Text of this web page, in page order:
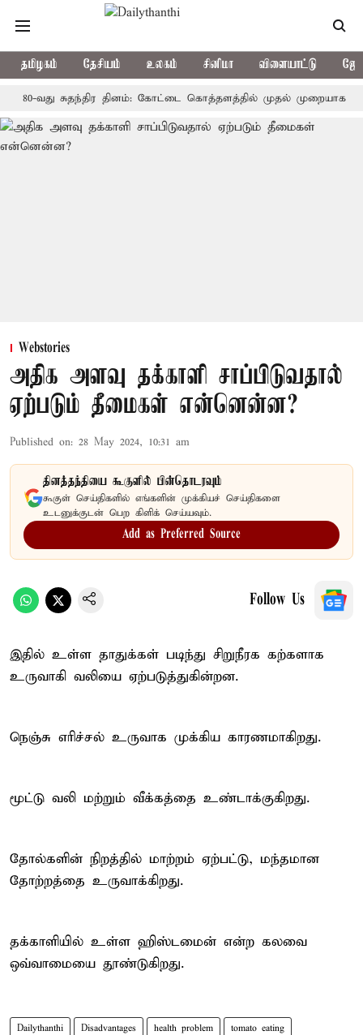
தமிழகம் தேசியம் உலகம் சினிமா விளையாட்டு
வது சுதந்திர தினம்: கோட்டை கொத்தளத்தில் முதல் முறையாக தேசிய
Webstories
அதிக அளவு தக்காளி சாப்பிடுவதால்
ஏற்படும் தீமைகள் என்னென்ன?
Published on: 28 May 2024, 10:31 am
தினத்தந்தியை கூகுளில் பின்தொடரவும்
கூகுள் செய்திகளில் எங்களின் முக்கியச் செய்திகளை
உடனுக்குடன் பெற கிளிக் செய்யவும்.
Add as Preferred Source
Follow Us
இதில் உள்ள தாதுக்கள் படிந்து சிறுநீரக கற்களாக
உருவாகி வலியை ஏற்படுத்துகின்றன.
நெஞ்சு எரிச்சல் உருவாக முக்கிய காரணமாகிறது.
மூட்டு வலி மற்றும் வீக்கத்தை உண்டாக்குகிறது.
தோல்களின் நிறத்தில் மாற்றம் ஏற்பட்டு, மந்தமான
தோற்றத்தை உருவாக்கிறது.
தக்காளியில் உள்ள ஹிஸ்டமைன் என்ற கலவை
ஒவ்வாமையை தூண்டுகிறது.
Dailythanthi Disadvantages health problem tomato eating